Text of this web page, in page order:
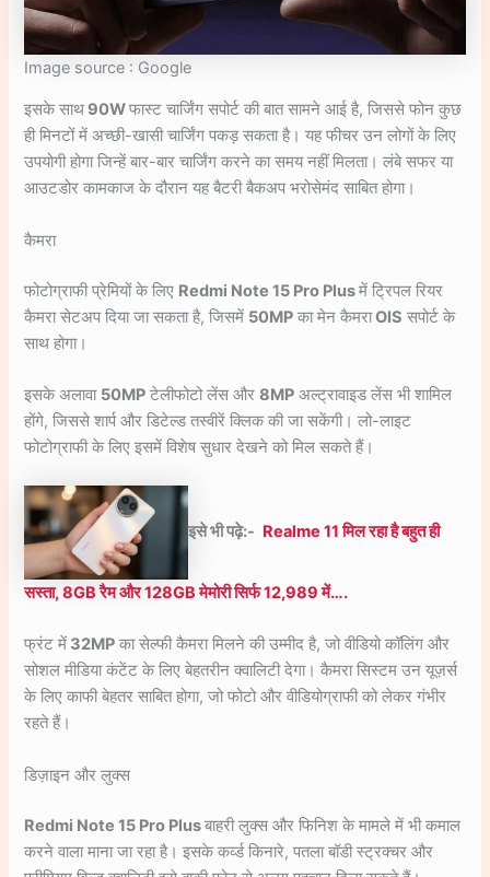
Image source : Google
इसके साथ 90Wफास्ट चार्जिंग सपोर्ट की बात सामने आई है, जिससे फोन कुछ
ही मिनटों में अच्छी-खासी चार्जिंग पकड़ सकता है। यह फीचर उन लोगों के लिए
उपयोगी होगा जिन्हें बार-बार चार्जिंग करने का समय नहीं मिलता। लंबे सफर या
आउटडोर कामकाज के दौरान यह बैटरी बैकअप भरोसेमंद साबित होगा।
कैमरा
फोटोग्राफी प्रेमियों के लिए Redmi Note 15 Pro Plusमें ट्रिपल रियर
कैमरा सेटअप दिया जा सकता है, जिसमें 50MP का मेन कैमराOIS सपोर्ट के
साथ होगा।
इसके अलावा 50MP टेलीफोटो लेंस और8MP अल्ट्रावाइड लेंस भी शामिल
होंगे, जिससे शार्प और डिटेल्ड तस्वीरें क्लिक की जा सकेंगी। लो-लाइट
फोटोग्राफी के लिए इसमें विशेष सुधार देखने को मिल सकते हैं।
इसे भी पढ़े:- Realme 11 मिल रहा है बहुत ही
सस्ता, 8GB रैम और 128GB मेमोरी सिर्फ 12,989 में….
फ्रंट में 32MP का सेल्फी कैमरा मिलने की उम्मीद है, जो वीडियो कॉलिंग और
सोशल मीडिया कंटेंट के लिए बेहतरीन क्वालिटी देगा। कैमरा सिस्टम उन यूज़र्स
के लिए काफी बेहतर साबित होगा, जो फोटो और वीडियोग्राफी को लेकर गंभीर
रहते हैं।
डिज़ाइन और लुक्स
Redmi Note 15 Pro Plusबाहरी लुक्स और फिनिश के मामले में भी कमाल
करने वाला माना जा रहा है। इसके कर्व्ड किनारे, पतला बॉडी स्ट्रक्चर और